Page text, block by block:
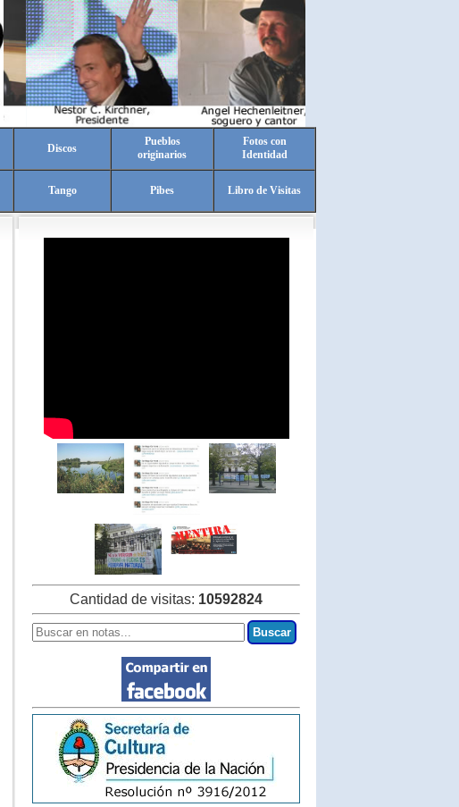
Discos
Pueblos
originarios
Fotos con
Identidad
Tango Pibes Libro de Visitas
Cantidad de visitas: 10592824